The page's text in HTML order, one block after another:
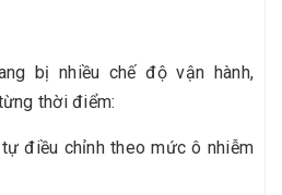
bị nhiều chế độ vận hành,
thời điểm:
điều chỉnh theo mức ô nhiễm